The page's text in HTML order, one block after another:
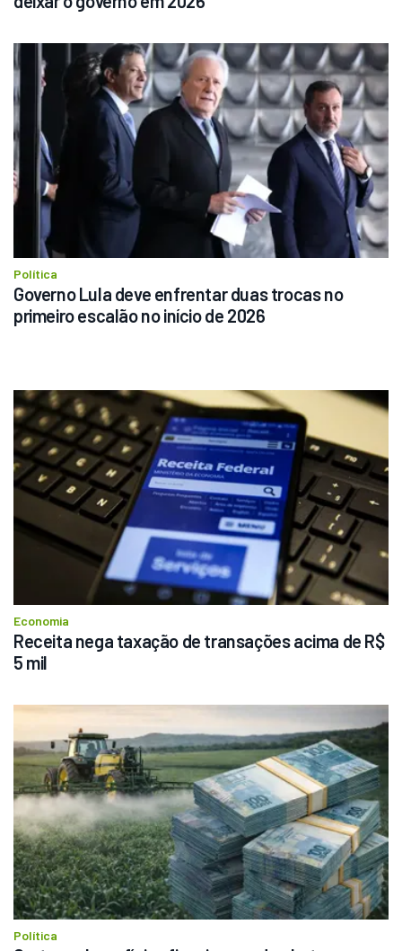
Política
Governo Lula deve enfrentar duas trocas no
primeiro escalão no início de 2026
Economia
Receita nega taxação de transações acima de R$
5 mil
Política